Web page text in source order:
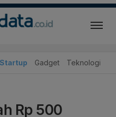
Startup Gadget Teknologi
Rp 500